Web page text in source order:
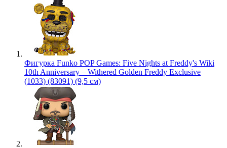
Фигурка Funko POP Games: Five Nights at Freddy's Wiki
10th Anniversary – Withered Golden Freddy Exclusive
(1033) (83091) (9,5 см)